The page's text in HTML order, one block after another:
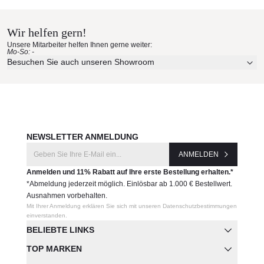
Hersteller:
Tom Dixon
Erleben Sie unsere Stoffe und Materialien ganz in Ruhe in
Ihren eigenen vier Wänden.
Aktuelle Originalstoffe des Herstellers
Wir helfen gern!
Unsere Mitarbeiter helfen Ihnen gerne weiter:
Mo-So: -
Besuchen Sie auch unseren Showroom
BELIEBTE LINKS
TOP MARKEN
NEWSLETTER ANMELDUNG
ANMELDEN
Anmelden und 11% Rabatt auf Ihre erste Bestellung erhalten.*
*Abmeldung jederzeit möglich. Einlösbar ab 1.000 € Bestellwert.
Ausnahmen vorbehalten.
Mit Ihrer Anmeldung erklären Sie sich mit unseren Datenschutzbestimmungen
einverstanden.